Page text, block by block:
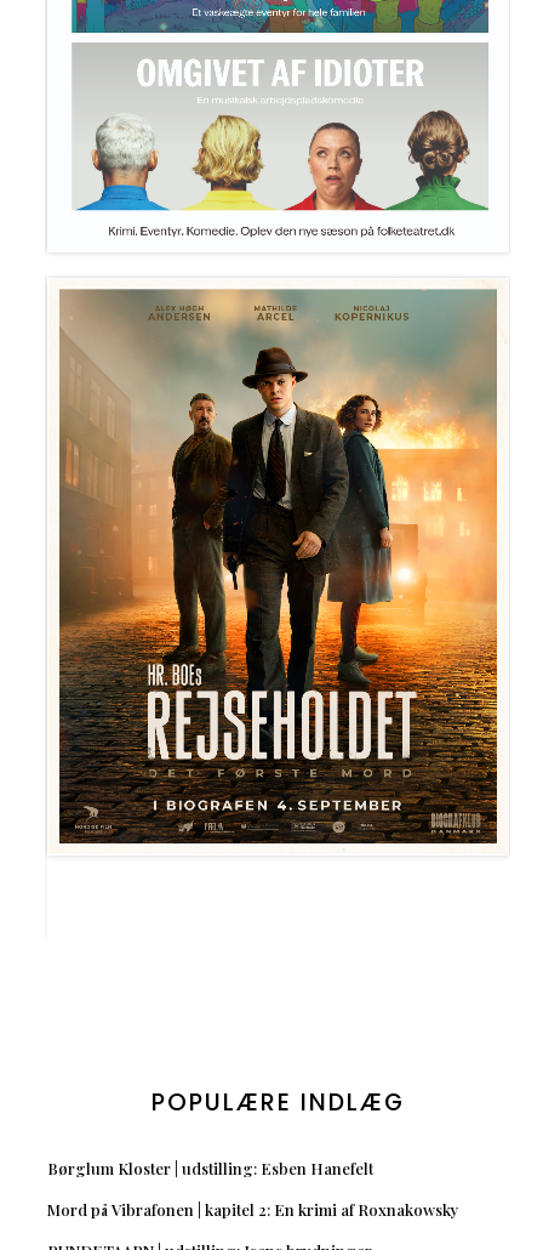
POPULÆRE INDLÆG
Børglum Kloster | udstilling: Esben Hanefelt
Mord på Vibrafonen | kapitel 2: En krimi af Roxnakowsky